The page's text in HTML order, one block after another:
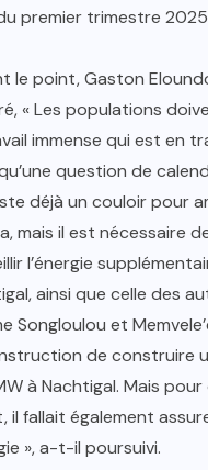
premier trimestre
le point, Gaston
« Les populations
immense qui est en
question de
déjà un couloir pour
mais il est nécessaire
l’énergie
ainsi que celle des
Songloulou et
de construire
à Nachtigal. Mais
il fallait également
», a-t-il poursuivi.